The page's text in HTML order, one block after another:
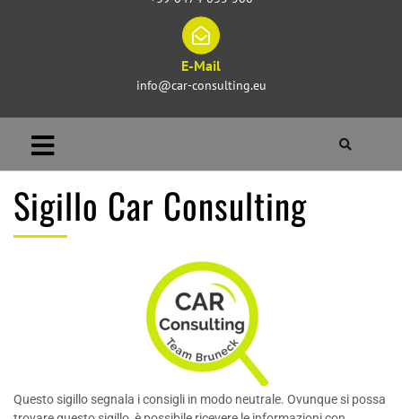
E-Mail
info@car-consulting.eu
Sigillo Car Consulting
Questo sigillo segnala i consigli in modo neutrale. Ovunque si possa